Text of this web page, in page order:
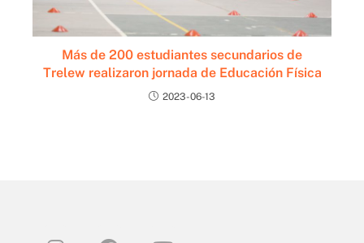
Más de 200 estudiantes secundarios de
Trelew realizaron jornada de Educación Física
2023-06-13